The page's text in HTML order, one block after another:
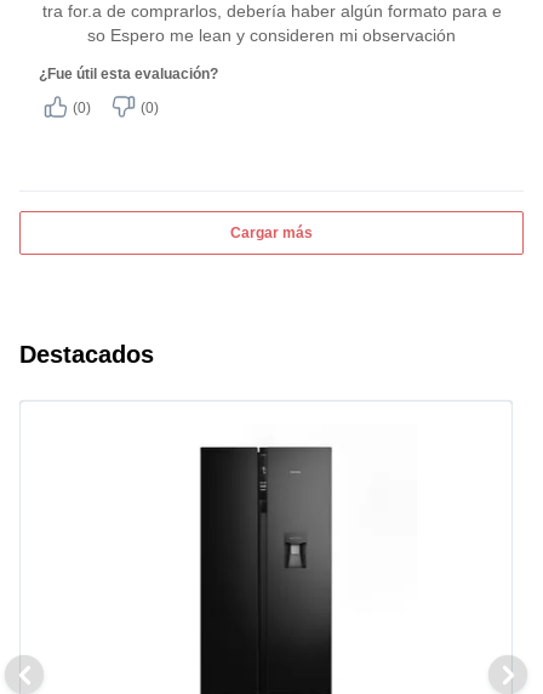
tra for.a de comprarlos, debería haber algún formato para e
so Espero me lean y consideren mi observación
¿Fue útil esta evaluación?
(0)
(0)
Cargar más
Destacados